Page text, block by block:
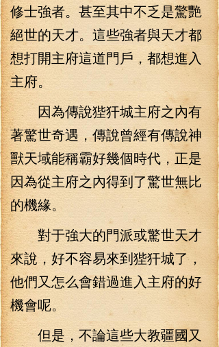
修士強者。甚至其中不乏是驚艷
絕世的天才。這些強者與天才都
想打開主府這道門戶，都想進入
主府。
因為傳說狴犴城主府之內有
著驚世奇遇，傳說曾經有傳說神
獸天域能稱霸好幾個時代，正是
因為從主府之內得到了驚世無比
的機緣。
對于強大的門派或驚世天才
來說，好不容易來到狴犴城了，
他們又怎么會錯過進入主府的好
機會呢。
但是，不論這些大教疆國又